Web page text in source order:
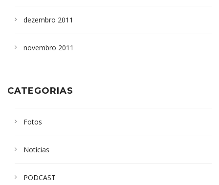
dezembro 2011
novembro 2011
CATEGORIAS
Fotos
Notícias
PODCAST